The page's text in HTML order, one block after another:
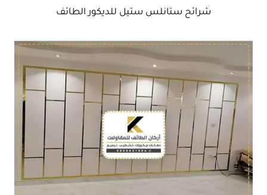
شرائح ستانلس ستيل للديكور الطائف